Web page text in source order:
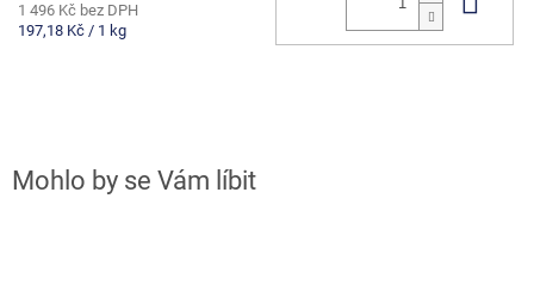
1 496 Kč bez DPH
Měrná
197,18 Kč / 1 kg